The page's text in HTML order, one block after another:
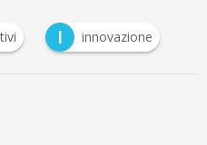
I innovazione